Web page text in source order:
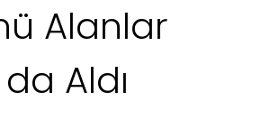
Alanlar
Aldı